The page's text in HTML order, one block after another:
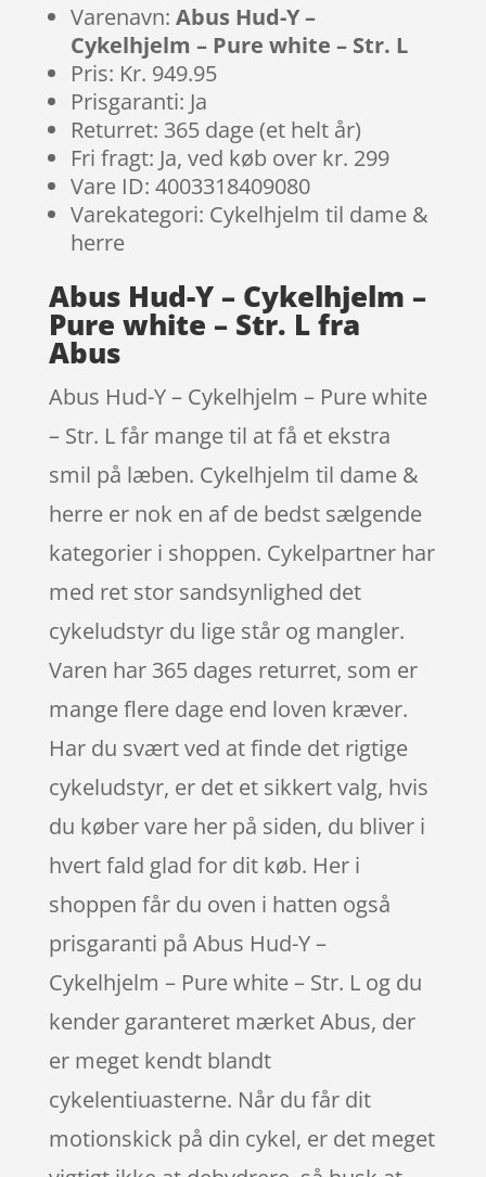
Varenavn: Abus Hud-Y –
Cykelhjelm – Pure white – Str. L
Pris: Kr. 949.95
Prisgaranti: Ja
Returret: 365 dage (et helt år)
Fri fragt: Ja, ved køb over kr. 299
Vare ID: 4003318409080
Varekategori: Cykelhjelm til dame &
herre
Abus Hud-Y – Cykelhjelm –
Pure white – Str. L fra
Abus
Abus Hud-Y – Cykelhjelm – Pure white
– Str. L får mange til at få et ekstra
smil på læben. Cykelhjelm til dame &
herre er nok en af de bedst sælgende
kategorier i shoppen. Cykelpartner har
med ret stor sandsynlighed det
cykeludstyr du lige står og mangler.
Varen har 365 dages returret, som er
mange flere dage end loven kræver.
Har du svært ved at finde det rigtige
cykeludstyr, er det et sikkert valg, hvis
du køber vare her på siden, du bliver i
hvert fald glad for dit køb. Her i
shoppen får du oven i hatten også
prisgaranti på Abus Hud-Y –
Cykelhjelm – Pure white – Str. L og du
kender garanteret mærket Abus, der
er meget kendt blandt
cykelentiuasterne. Når du får dit
motionskick på din cykel, er det meget